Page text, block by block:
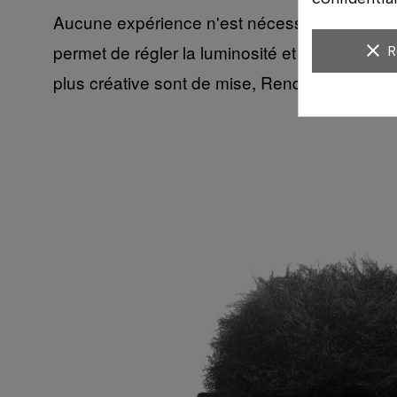
Aucune expérience n'est nécessaire pour
permet de régler la luminosité et les
plus créative sont de mise, Rendu créatif
clear